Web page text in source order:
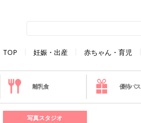
TOP 妊娠・出産 赤ちゃん・育児
離乳食 優待パス
写真スタジオ